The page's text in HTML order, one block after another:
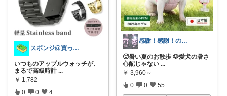
スポンジ@買ってくれてありがとう！
いつものアップルウォッチが、
まるで高級時計 ...
￥ 1,782
0 0 4
感謝！感謝！のＮＯＡ
🥵暑い夏のお散歩 🐶愛犬の暑さ
心配じゃない ...
￥ 3,960～
0 0 55